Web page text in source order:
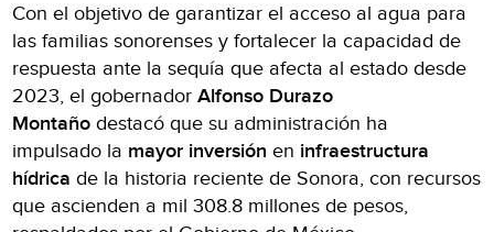
Con el objetivo de garantizar el acceso al agua para
las familias sonorenses y fortalecer la capacidad de
respuesta ante la sequía que afecta al estado desde
2023, el gobernadorAlfonso Durazo
Montaño destacó que su administración ha
impulsado la mayor inversión en infraestructura
hídrica de la historia reciente de Sonora, con recursos
que ascienden a mil 308.8 millones de pesos,